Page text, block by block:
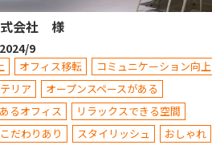
会社 様
2024/9
オフィス移転
コミュニケーション向上
リア
オープンスペースがある
るオフィス
リラックスできる空間
だわりあり
スタイリッシュ
おしゃれ